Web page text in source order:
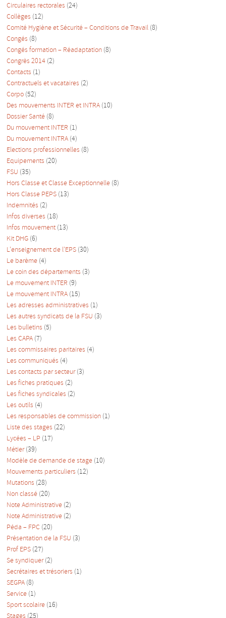
Circulaires rectorales (24)
Collèges (12)
Comité Hygiène et Sécurité – Conditions de Travail (8)
Congés (8)
Congés formation – Réadaptation (8)
Congrès 2014 (2)
Contacts (1)
Contractuels et vacataires (2)
Corpo (52)
Des mouvements INTER et INTRA (10)
Dossier Santé (8)
Du mouvement INTER (1)
Du mouvement INTRA (4)
Elections professionnelles (8)
Equipements (20)
FSU (35)
Hors Classe et Classe Exceptionnelle (8)
Hors Classe PEPS (13)
Indemnités (2)
Infos diverses (18)
Infos mouvement (13)
Kit DHG (6)
L'enseignement de l'EPS (30)
Le barème (4)
Le coin des départements (3)
Le mouvement INTER (9)
Le mouvement INTRA (15)
Les adresses administratives (1)
Les autres syndicats de la FSU (3)
Les bulletins (5)
Les CAPA (7)
Les commissaires paritaires (4)
Les communiqués (4)
Les contacts par secteur(3)
Les fiches pratiques (2)
Les fiches syndicales (2)
Les outils (4)
Les responsables de commission (1)
Liste des stages (22)
Lycées – LP (17)
Métier(39)
Modèle de demande de stage (10)
Mouvements particuliers (12)
Mutations (28)
Non classé (20)
Note Administrative (2)
Note Administrative (2)
Péda – FPC (20)
Présentation de la FSU (3)
Prof EPS (27)
Se syndiquer(2)
Secrétaires et trésoriers (1)
SEGPA (8)
Service (1)
Sport scolaire (16)